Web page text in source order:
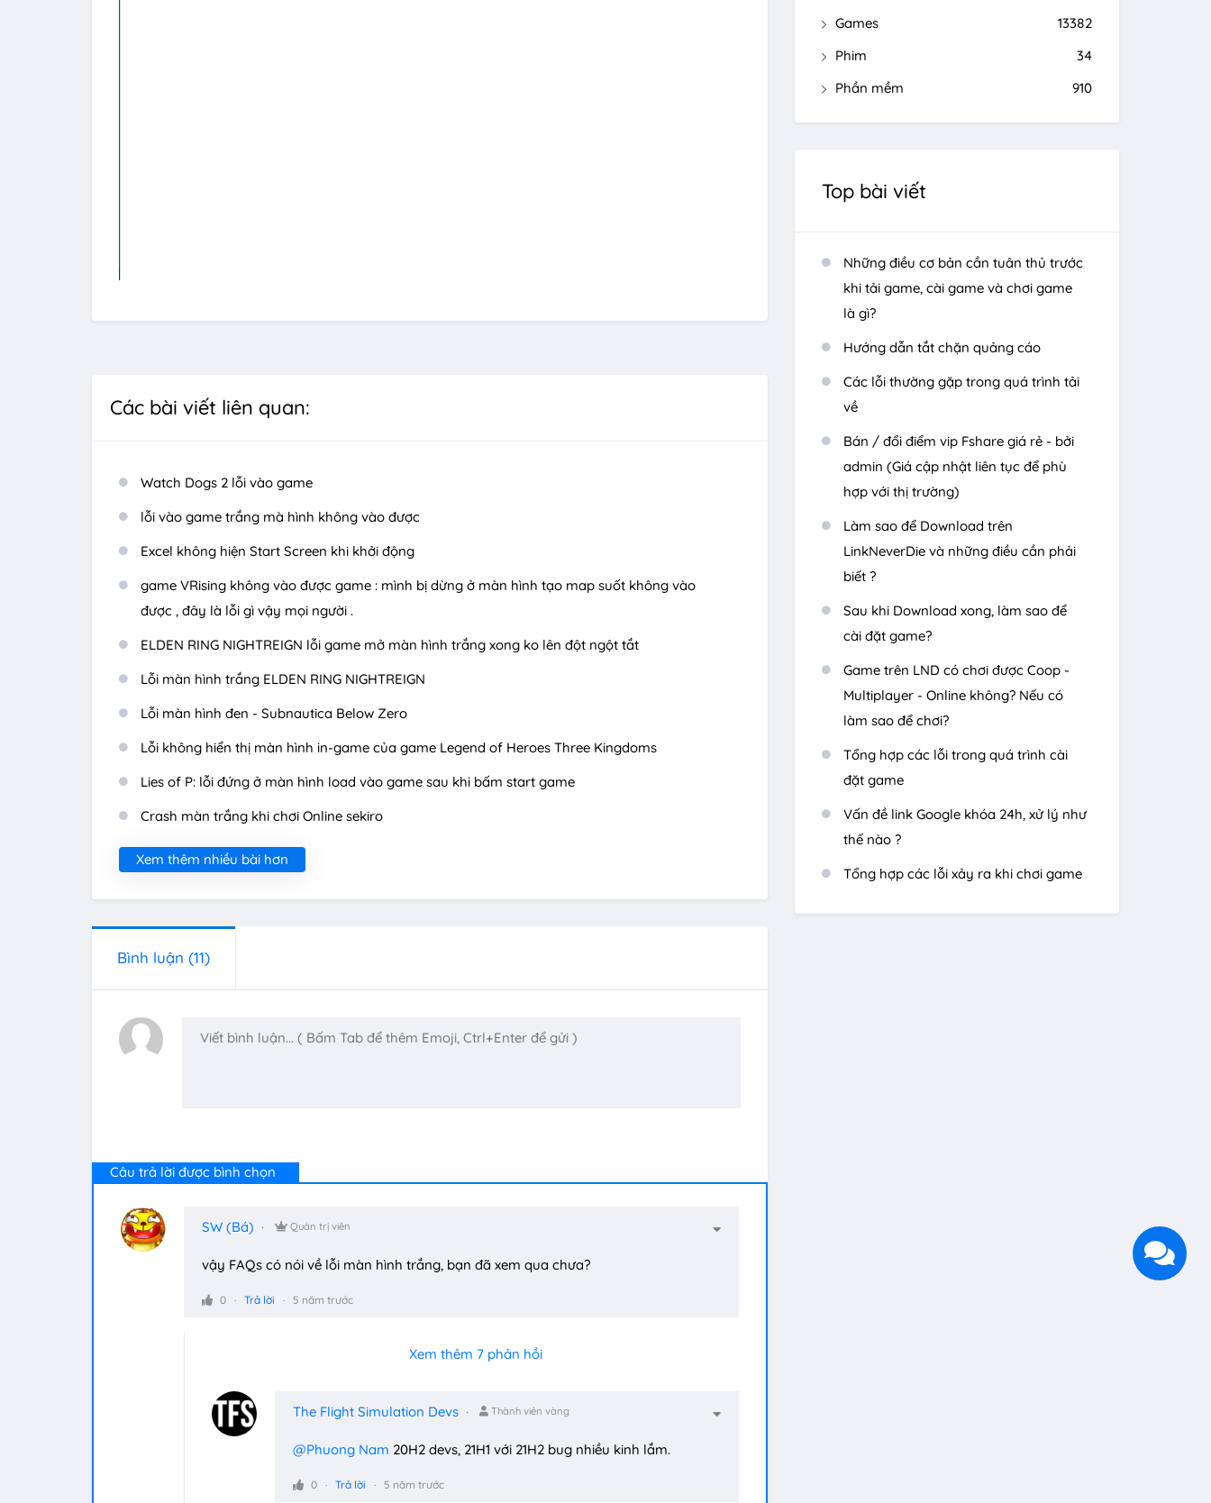
Các bài viết liên quan:
Watch Dogs 2 lỗi vào game
lỗi vào game trắng mà hình không vào được
Excel không hiện Start Screen khi khởi động
game VRising không vào được game : mình bị dừng ở màn hình tạo map suốt không vào
được , đây là lỗi gì vậy mọi người .
ELDEN RING NIGHTREIGN lỗi game mở màn hình trắng xong ko lên đột ngột tắt
Lỗi màn hình trắng ELDEN RING NIGHTREIGN
Lỗi màn hình đen - Subnautica Below Zero
Lỗi không hiển thị màn hình in-game của game Legend of Heroes Three Kingdoms
Lies of P: lỗi đứng ở màn hình load vào game sau khi bấm start game
Crash màn trắng khi chơi Online sekiro
Xem thêm nhiều bài hơn
Bình luận (11)
Câu trả lời được bình chọn
SW (Bá) Quản trị viên
vậy FAQs có nói về lỗi màn hình trắng, bạn đã xem qua chưa?
0 Trả lời 5 năm trước
Xem thêm 7 phản hồi
The Flight Simulation Devs Thành viên vàng
@Phuong Nam 20H2 devs, 21H1 với 21H2 bug nhiều kinh lắm.
0 Trả lời 5 năm trước
Games
13382
Phim
34
Phần mềm
910
Top bài viết
Những điều cơ bản cần tuân thủ trước
khi tải game, cài game và chơi game
là gì?
Hướng dẫn tắt chặn quảng cáo
Các lỗi thường gặp trong quá trình tải
về
Bán / đổi điểm vip Fshare giá rẻ - bởi
admin (Giá cập nhật liên tục để phù
hợp với thị trường)
Làm sao để Download trên
LinkNeverDie và những điều cần phải
biết ?
Sau khi Download xong, làm sao để
cài đặt game?
Game trên LND có chơi được Coop -
Multiplayer - Online không? Nếu có
làm sao để chơi?
Tổng hợp các lỗi trong quá trình cài
đặt game
Vấn đề link Google khóa 24h, xử lý như
thế nào ?
Tổng hợp các lỗi xảy ra khi chơi game